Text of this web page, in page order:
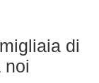
di
noi